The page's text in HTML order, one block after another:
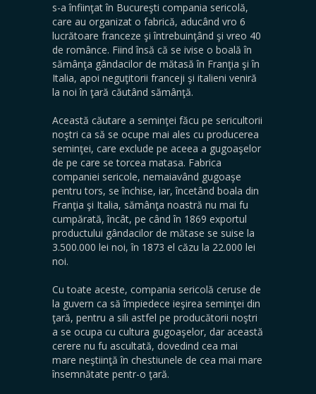
s-a înfiinţat în Bucureşti compania sericolă,
care au organizat o fabrică, aducând vro 6
lucrătoare franceze şi întrebuinţând şi vreo 40
de românce. Fiind însă că se ivise o boală în
sămânţa gândacilor de mătasă în Franţia şi în
Italia, apoi neguţitorii franceji şi italieni veniră
la noi în ţară căutând sămânţă.
Această căutare a seminţei făcu pe sericultorii
noştri ca să se ocupe mai ales cu producerea
seminţei, care exclude pe aceea a gugoaşelor
de pe care se torcea matasa. Fabrica
companiei sericole, nemaiavând gugoaşe
pentru tors, se închise, iar, încetând boala din
Franţia şi Italia, sămânţa noastră nu mai fu
cumpărată, încât, pe când în 1869 exportul
productului gândacilor de mătase se suise la
3.500.000 lei noi, în 1873 el căzu la 22.000 lei
noi.
Cu toate aceste, compania sericolă ceruse de
la guvern ca să împiedece ieşirea seminţei din
ţară, pentru a sili astfel pe producătorii noştri
a se ocupa cu cultura gugoaşelor, dar această
cerere nu fu ascultată, dovedind cea mai
mare neştiinţă în chestiunele de cea mai mare
însemnătate pentr-o ţară.